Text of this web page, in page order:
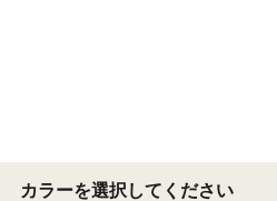
カラーを選択してください